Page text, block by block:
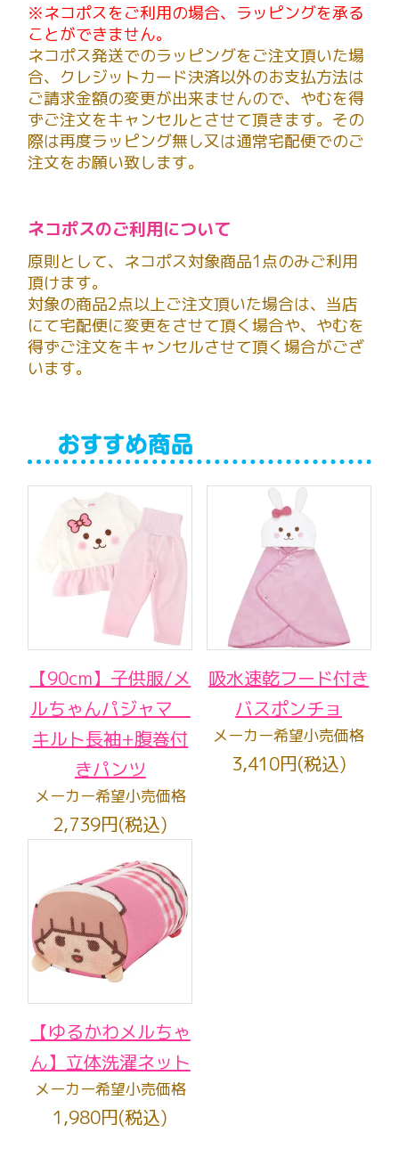
※ネコポスをご利用の場合、ラッピングを承る
ことができません。
ネコポス発送でのラッピングをご注文頂いた場
合、クレジットカード決済以外のお支払方法は
ご請求金額の変更が出来ませんので、やむを得
ずご注文をキャンセルとさせて頂きます。その
際は再度ラッピング無し又は通常宅配便でのご
注文をお願い致します。
ネコポスのご利用について
原則として、ネコポス対象商品1点のみご利用
頂けます。
対象の商品2点以上ご注文頂いた場合は、当店
にて宅配便に変更をさせて頂く場合や、やむを
得ずご注文をキャンセルさせて頂く場合がござ
います。
【90cm】子供服/メ
ルちゃんパジャマ
キルト長袖+腹巻付
きパンツ
メーカー希望小売価格
2,739円(税込)
吸水速乾フード付き
バスポンチョ
メーカー希望小売価格
3,410円(税込)
【ゆるかわメルちゃ
ん】立体洗濯ネット
メーカー希望小売価格
1,980円(税込)